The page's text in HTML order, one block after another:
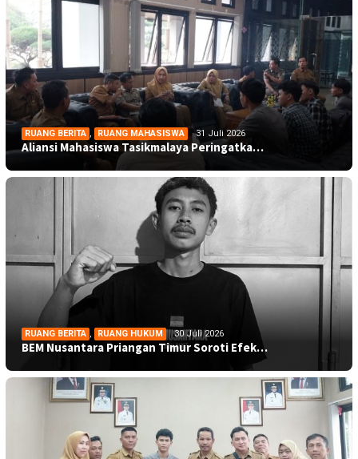
RUANG BERITA , RUANG MAHASISWA 31 Juli 2026
Aliansi Mahasiswa Tasikmalaya Peringatka…
RUANG BERITA , RUANG HUKUM 30 Juli 2026
BEM Nusantara Priangan Timur Soroti Efek…